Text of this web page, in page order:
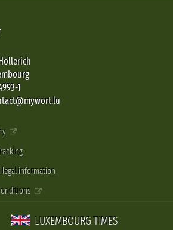
1
legal information
LUXEMBOURG TIMES